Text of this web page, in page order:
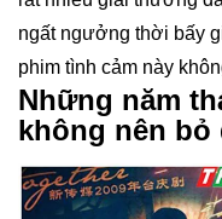
ngất ngưởng thời bấy
phim tình cảm này
Những năm
không nên bỏ